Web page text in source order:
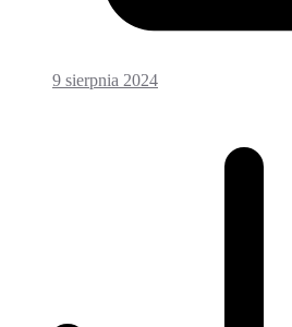
9 sierpnia 2024